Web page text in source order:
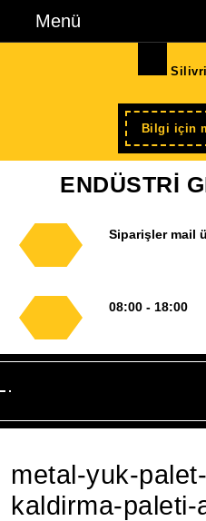
Menü
Bilgi için
ENDÜSTRİ
Siparişler mail
08:00 - 18:00
metal-yuk-
kaldirma-paleti-